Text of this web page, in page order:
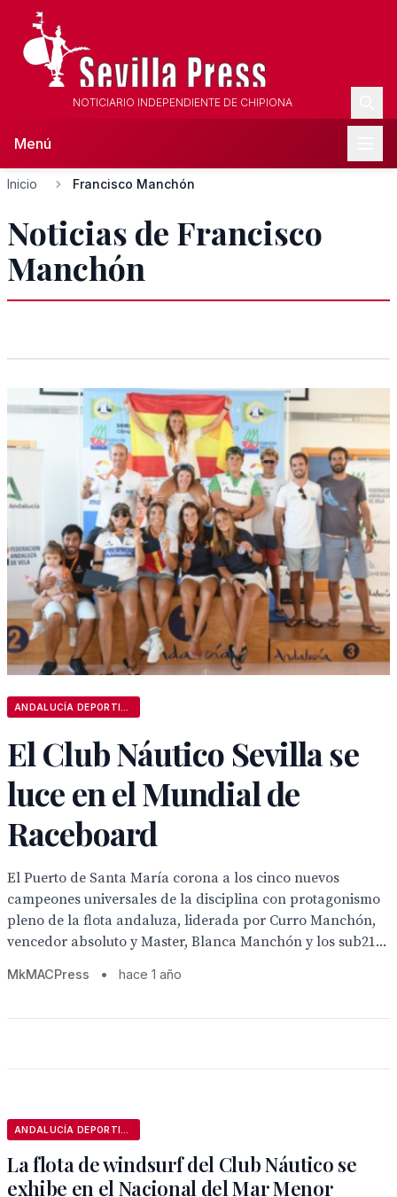
NOTICIARIO INDEPENDIENTE DE CHIPIONA
Menú
Inicio Francisco Manchón
Noticias de Francisco
Manchón
El Club Náutico Sevilla se
luce en el Mundial de
Raceboard
El Puerto de Santa María corona a los cinco nuevos
campeones universales de la disciplina con protagonismo
pleno de la flota andaluza, liderada por Curro Manchón,
vencedor absoluto y Master, Blanca Manchón y los sub21...
MkMACPress • hace 1 año
La flota de windsurf del Club Náutico se
exhibe en el Nacional del Mar Menor